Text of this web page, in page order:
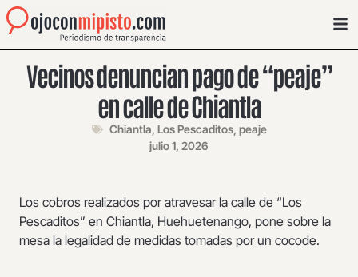
Vecinos denuncian pago de “peaje”
en calle de Chiantla
Chiantla, Los Pescaditos, peaje
julio 1, 2026
Los cobros realizados por atravesar la calle de “Los
Pescaditos” en Chiantla, Huehuetenango, pone sobre la
mesa la legalidad de medidas tomadas por un cocode.